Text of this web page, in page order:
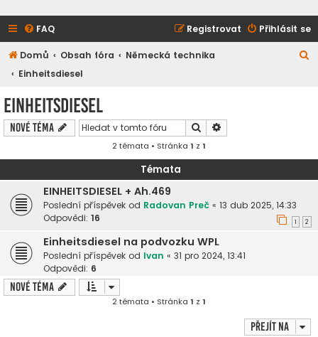
FAQ Přihlásit se
Registrovat
Domů Obsah fóra
Německá technika
Einheitsdiesel
Einheitsdiesel
Nové téma Hledat
2 témata • Stránka 1 z 1
Témata
EINHEITSDIESEL + Ah.469
Poslední příspěvek od Radovan Preč « 13 dub 2025, 14:33
Odpovědi: 16 1 2
Einheitsdiesel na podvozku WPL
Poslední příspěvek od Ivan « 31 pro 2024, 13:41
Odpovědi: 6
Nové téma
2 témata • Stránka 1 z 1
Přejít na